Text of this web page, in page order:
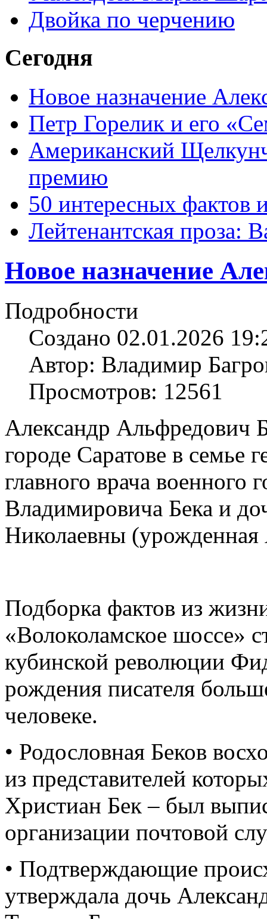
Двойка по черчению
Сегодня
Новое назначение
Петр Горелик и его
Американский
премию
50 интересных фактов
Лейтенантская проза:
Новое назначение
Подробности
Создано 02.01.2026
Автор: Владимир
Просмотров: 12561
Александр Альфредович
городе Саратове в семье
главного врача военного
Владимировича Бека и
Николаевны (урожденная
Подборка фактов из
«Волоколамское шоссе»
кубинской революции
рождения писателя
человеке.
• Родословная Беков
из представителей
Христиан Бек – был
организации почтовой
• Подтверждающие
утверждала дочь